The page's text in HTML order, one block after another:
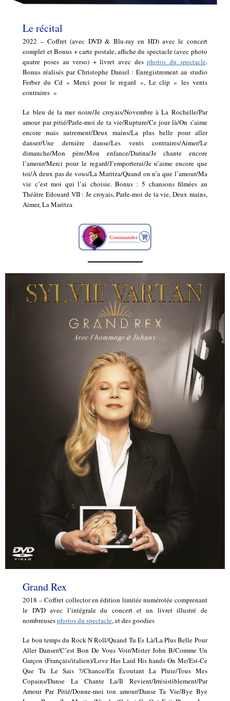
Le récital
2022 – Coffret (avec DVD & Blu-ray en HD) avec le concert
complet et Bonus + carte postale, affiche du spectacle (avec photo
quatre poses au verso) + livret avec desphotos du spectacle.
Bonus réalisés par Christophe Daniel : Enregistrement au studio
Ferber du Cd « Merci pour le regard », Le clip « les vents
contraires »
Le bleu de la mer noire/Je croyais/Novembre à La Rochelle/Par
amour par pitié/Parle-moi de ta vie/Rupture/Ce jour là/On s’aime
encore mais autrement/Deux mains/La plus belle pour aller
danser/Une dernière danse/Les vents contraires/Aimer/Le
dimanche/Mon père/Mon enfance/Darina/Je chante encore
l’amour/Merci pour le regard/J’emporterai/Je n’aime encore que
toi/À deux pas de vous/La Maritza/Quand on n’a que l’amour/Ma
vie c’est moi qui l’ai choisie. Bonus : 5 chansons filmées au
Théâtre Edouard VII : Je croyais, Parle-moi de ta vie, Deux mains,
Aimer, La Maritza
Grand Rex
2018 – Coffret collector en édition limitée numérotée comprenant
le DVD avec l’intégrale du concert et un livret illustré de
nombreusesphotos du spectacle, et des goodies
Le bon temps du Rock N Roll/Quand Tu Es Là/La Plus Belle Pour
Aller Danser/C’est Bon De Vous Voir/Mister John B/Comme Un
Garçon (Français/italien)/Love Has Laid His hands On Me/Est-Ce
Que Tu Le Sais ?/Chance/En Ecoutant La Pluie/Tous Mes
Copains/Danse La Chante La/Il Revient/Irrésistiblement/Par
Amour Par Pitié/Donne-moi ton amour/Danse Ta Vie/Bye Bye